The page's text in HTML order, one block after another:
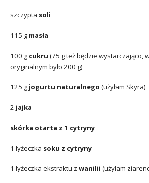
szczypta soli
115 g masła
100 g cukru (75 g też będzie wystarczająco,
oryginalnym było 200 g)
125 g jogurtu naturalnego (użyłam Skyra)
2 jajka
skórka otarta z 1 cytryny
1 łyżeczka soku z cytryny
1 łyżeczka ekstraktu z wanilii (użyłam